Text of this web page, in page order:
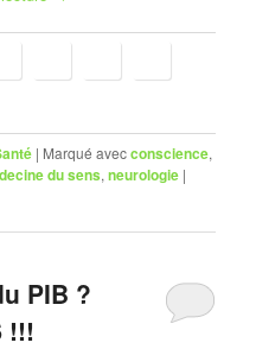
| Marqué avecconscience,
du sens,neurologie |
PIB ?
!!!